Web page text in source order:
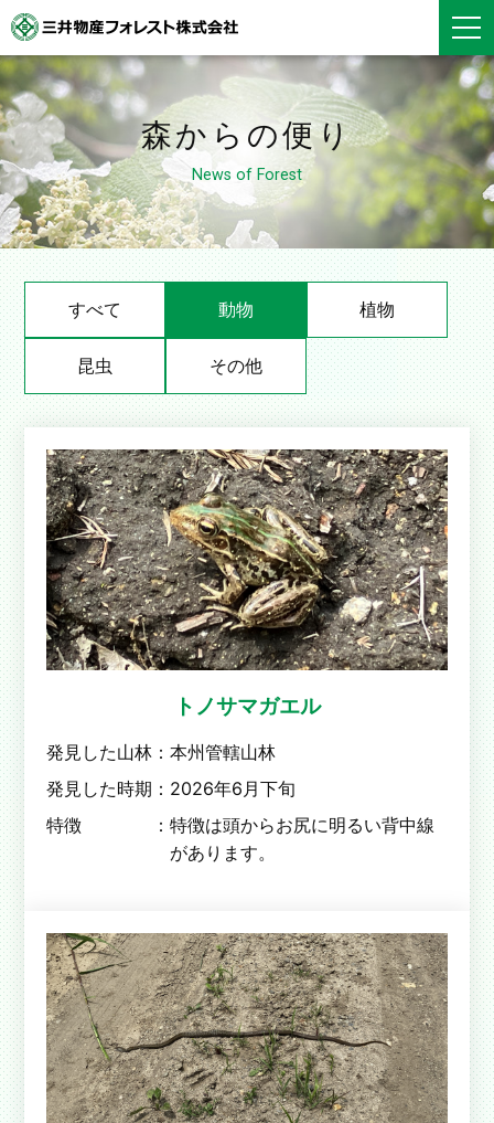
森からの便り
News of Forest
すべて 動物 植物
昆虫 その他
トノサマガエル
発見した山林：本州管轄山林
発見した時期： 2026年6月下旬
特徴 ：特徴は頭からお尻に明るい背中線
があります。